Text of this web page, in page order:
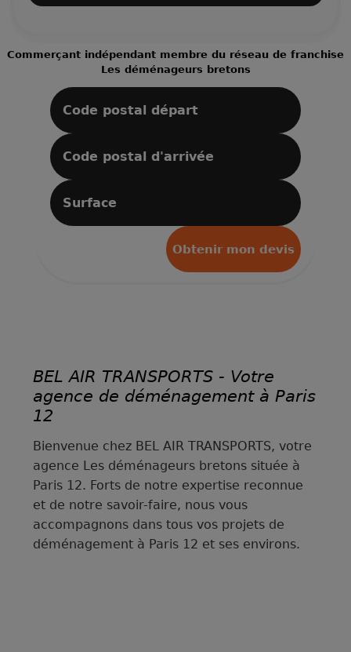
Commerçant indépendant membre du réseau de franchise
Les déménageurs bretons
Obtenir mon devis
BEL AIR TRANSPORTS - Votre
agence de déménagement à Paris
12
Bienvenue chez BEL AIR TRANSPORTS, votre
agence Les déménageurs bretons située à
Paris 12. Forts de notre expertise reconnue
et de notre savoir-faire, nous vous
accompagnons dans tous vos projets de
déménagement à Paris 12 et ses environs.